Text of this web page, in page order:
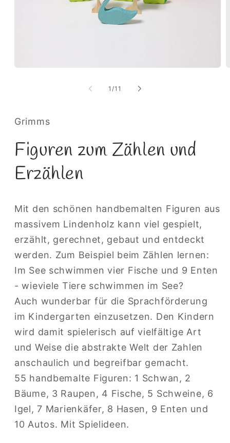
1 /von
11
Grimms
Figuren zum Zählen und
Erzählen
Mit den schönen handbemalten Figuren aus
massivem Lindenholz kann viel gespielt,
erzählt, gerechnet, gebaut und entdeckt
werden. Zum Beispiel beim Zählen lernen:
Im See schwimmen vier Fische und 9 Enten
- wieviele Tiere schwimmen im See?
Auch wunderbar für die Sprachförderung
im Kindergarten einzusetzen. Den Kindern
wird damit spielerisch auf vielfältige Art
und Weise die abstrakte Welt der Zahlen
anschaulich und begreifbar gemacht.
55 handbemalte Figuren: 1 Schwan, 2
Bäume, 3 Raupen, 4 Fische, 5 Schweine, 6
Igel, 7 Marienkäfer, 8 Hasen, 9 Enten und
10 Autos. Mit Spielideen.